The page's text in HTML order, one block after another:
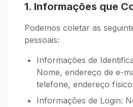
1. Informações que
Podemos coletar as
pessoais:
Informações de
Nome, endereço de e-
telefone, endereço
Informações de Login: